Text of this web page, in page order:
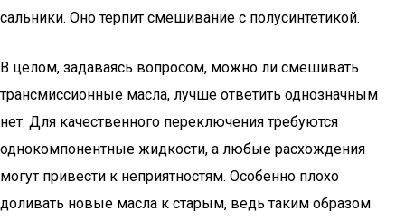
сальники. Оно терпит смешивание с полусинтетикой.
В целом, задаваясь вопросом, можно ли смешивать
трансмиссионные масла, лучше ответить однозначным
нет. Для качественного переключения требуются
однокомпонентные жидкости, а любые расхождения
могут привести к неприятностям. Особенно плохо
доливать новые масла к старым, ведь таким образом